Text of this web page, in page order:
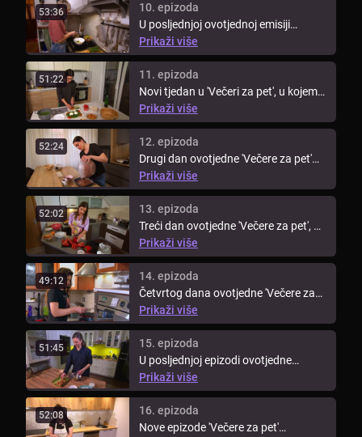
53:36
10. epizoda
U posljednjoj ovotjednoj emisiji
'Večere za pet' uz kandidatkinje ...
Prikaži više
51:22
11. epizoda
Novi tjedan u 'Večeri za pet', u kojem
sudjeluju kandidatkinje iz ...
Prikaži više
52:24
12. epizoda
Drugi dan ovotjedne 'Večere za pet'
kuha Milica! Kako je protekla ...
Prikaži više
52:02
13. epizoda
Treći dan ovotjedne 'Večere za pet', uz
kandidatkinje showa 'Gospodin ...
Prikaži više
49:12
14. epizoda
Četvrtog dana ovotjedne 'Večere za
pet' Valentina će svojim jelima ...
Prikaži više
51:45
15. epizoda
U posljednjoj epizodi ovotjedne
'Večere za pet' kuha Vanja, koja je u ...
Prikaži više
52:08
16. epizoda
Nove epizode 'Večere za pet'